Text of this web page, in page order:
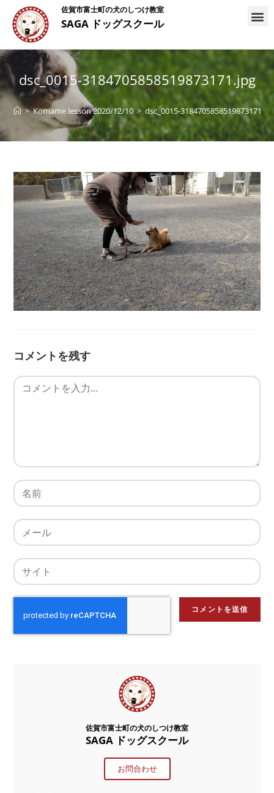
佐賀市富士町の犬のしつけ教室
SAGA ドッグスクール
dsc_0015-3184705858519873171.jpg
> Komame lesson 2020/12/10 > dsc_0015-
コメントを残す
佐賀市富士町の犬のしつけ教室
SAGA ドッグスクール
お問合わせ